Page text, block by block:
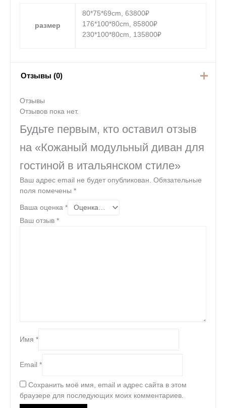
размер
80*75*69cm, 63800₽
176*100*80cm, 85800₽
230*100*80cm, 135800₽
Отзывы (0)
Отзывы
Отзывов пока нет.
Будьте первым, кто оставил отзыв
на «Кожаный модульный диван для
гостиной в итальянском стиле»
Ваш адрес email не будет опубликован. Обязательные
поля помечены *
Ваша оценка *
Ваш отзыв *
Имя *
Email *
Сохранить моё имя, email и адрес сайта в этом
браузере для последующих моих комментариев.